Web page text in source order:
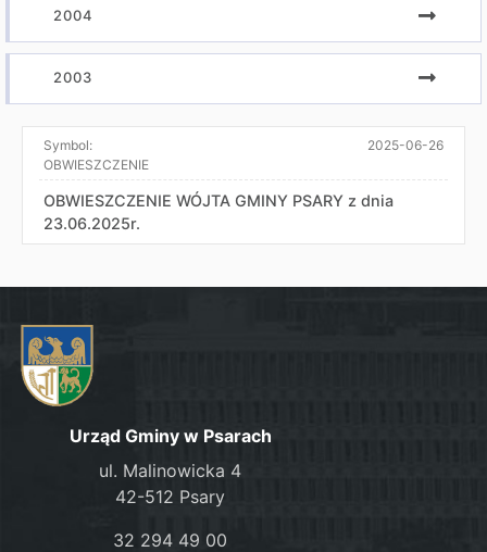
2004
2003
Symbol:
OBWIESZCZENIE
2025-06-26
OBWIESZCZENIE WÓJTA GMINY PSARY z dnia
23.06.2025r.
Urząd Gminy w Psarach
ul. Malinowicka 4
42-512 Psary
32 294 49 00